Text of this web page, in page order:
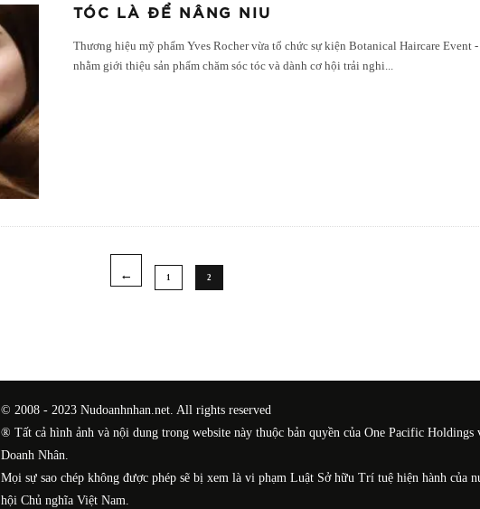
TÓC LÀ ĐỂ NÂNG NIU
Thương hiệu mỹ phẩm Yves Rocher vừa tổ chức sự kiện Botanical Haircare Event
nhằm giới thiệu sản phẩm chăm sóc tóc và dành cơ hội trải nghi...
1 2
© 2008 - 2023 Nudoanhnhan.net. All rights reserved
® Tất cả hình ảnh và nội dung trong website này thuộc bản quyền của One Pacific Holdings
Doanh Nhân.
Mọi sự sao chép không được phép sẽ bị xem là vi phạm Luật Sở hữu Trí tuệ hiện hành của
hội Chủ nghĩa Việt Nam.